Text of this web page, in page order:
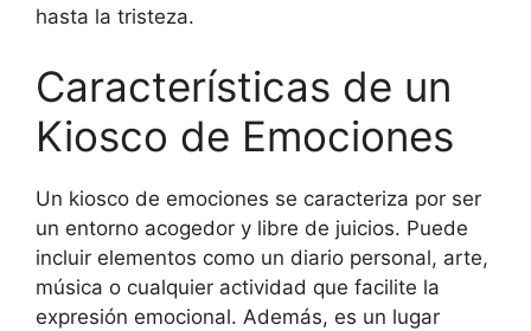
hasta la tristeza.
Características de un
Kiosco de Emociones
Un kiosco de emociones se caracteriza por ser
un entorno acogedor y libre de juicios. Puede
incluir elementos como un diario personal, arte,
música o cualquier actividad que facilite la
expresión emocional. Además, es un lugar